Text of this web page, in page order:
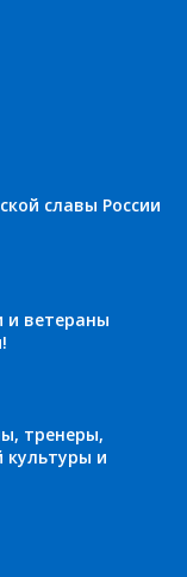
славы России
и ветераны
тренеры,
культуры и